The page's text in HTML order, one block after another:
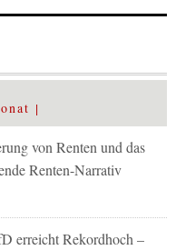
von Renten und das
Renten-Narrativ
erreicht Rekordhoch –